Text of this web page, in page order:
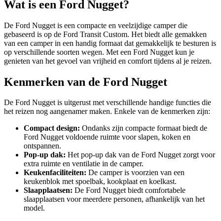
Wat is een Ford Nugget?
De Ford Nugget is een compacte en veelzijdige camper die
gebaseerd is op de Ford Transit Custom. Het biedt alle gemakken
van een camper in een handig formaat dat gemakkelijk te besturen is
op verschillende soorten wegen. Met een Ford Nugget kun je
genieten van het gevoel van vrijheid en comfort tijdens al je reizen.
Kenmerken van de Ford Nugget
De Ford Nugget is uitgerust met verschillende handige functies die
het reizen nog aangenamer maken. Enkele van de kenmerken zijn:
Compact design: Ondanks zijn compacte formaat biedt de
Ford Nugget voldoende ruimte voor slapen, koken en
ontspannen.
Pop-up dak: Het pop-up dak van de Ford Nugget zorgt voor
extra ruimte en ventilatie in de camper.
Keukenfaciliteiten: De camper is voorzien van een
keukenblok met spoelbak, kookplaat en koelkast.
Slaapplaatsen: De Ford Nugget biedt comfortabele
slaapplaatsen voor meerdere personen, afhankelijk van het
model.